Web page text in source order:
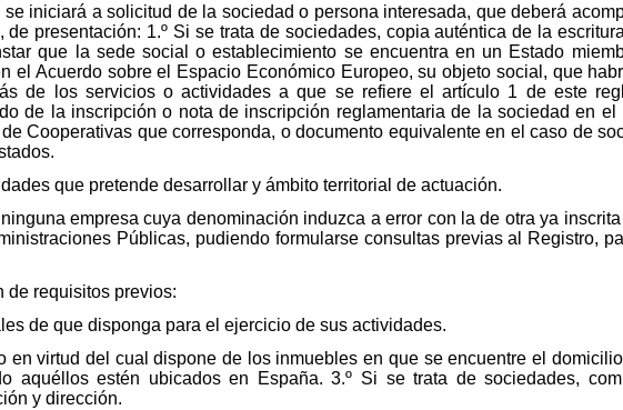
iniciará a solicitud de la sociedad o persona interesada, que deberá
presentación: 1.º Si se trata de sociedades, copia auténtica de la
que la sede social o establecimiento se encuentra en un Estado
el Acuerdo sobre el Espacio Económico Europeo, su objeto social, que
de los servicios o actividades a que se refiere el artículo 1 de este
de la inscripción o nota de inscripción reglamentaria de la sociedad en el
Cooperativas que corresponda, o documento equivalente en el caso de
que pretende desarrollar y ámbito territorial de actuación.
empresa cuya denominación induzca a error con la de otra ya
Públicas, pudiendo formularse consultas previas al Registro,
de requisitos previos:
de que disponga para el ejercicio de sus actividades.
en virtud del cual dispone de los inmuebles en que se encuentre el
aquéllos estén ubicados en España. 3.º Si se trata de sociedades,
y dirección.